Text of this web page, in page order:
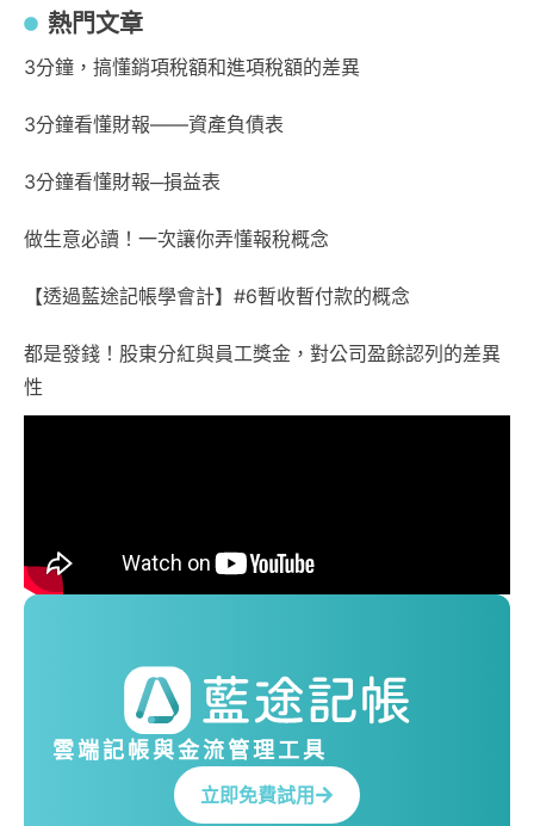
熱門文章
3分鐘，搞懂銷項稅額和進項稅額的差異
3分鐘看懂財報——資產負債表
3分鐘看懂財報─損益表
做生意必讀！一次讓你弄懂報稅概念
【透過藍途記帳學會計】#6暫收暫付款的概念
都是發錢！股東分紅與員工獎金，對公司盈餘認列的差異
性
雲端記帳與金流管理工具
立即免費試用